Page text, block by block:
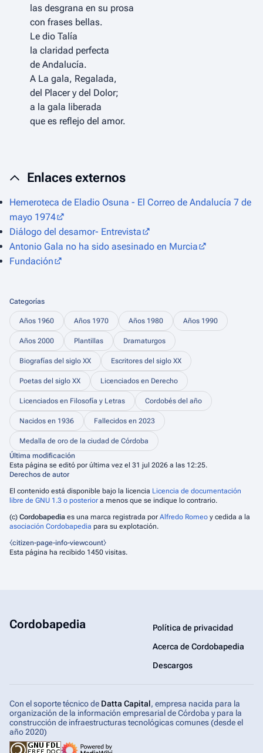
las desgrana en su prosa
con frases bellas.
Le dio Talía
la claridad perfecta
de Andalucía.
A La gala, Regalada,
del Placer y del Dolor;
a la gala liberada
que es reflejo del amor.
Enlaces externos
Hemeroteca de Eladio Osuna - El Correo de Andalucía 7 de
mayo 1974
Diálogo del desamor- Entrevista
Antonio Gala no ha sido asesinado en Murcia
Fundación
Categorías
Años 1960 Años 1970 Años 1980 Años 1990
Años 2000 Plantillas Dramaturgos
Biografías del siglo XX Escritores del siglo XX
Poetas del siglo XX Licenciados en Derecho
Licenciados en Filosofía y Letras Cordobés del año
Nacidos en 1936 Fallecidos en 2023
Medalla de oro de la ciudad de Córdoba
Última modificación
Esta página se editó por última vez el 31 jul 2026 a las 12:25.
Derechos de autor
El contenido está disponible bajo la licencia Licencia de documentación
libre de GNU 1.3 o posterior a menos que se indique lo contrario.
(c) Cordobapedia es una marca registrada por Alfredo Romeo y cedida a la
asociación Cordobapedia para su explotación.
⧼citizen-page-info-viewcount⧽
Esta página ha recibido 1450 visitas.
Cordobapedia
Política de privacidad
Acerca de Cordobapedia
Descargos
Con el soporte técnico de Datta Capital, empresa nacida para la
organización de la información empresarial de Córdoba y para la
construcción de infraestructuras tecnológicas comunes (desde el
año 2020)